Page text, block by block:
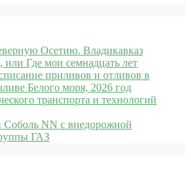
Осетию. Владикавказ
или Где мои семнадцать лет
приливов и отливов в
Белого моря, 2026 год
транспорта и технологий
NN с внедорожной
ГАЗ